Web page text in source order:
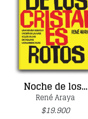
Noche de los...
$19.900
René Araya